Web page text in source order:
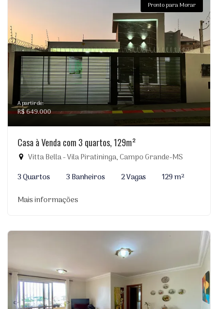
Pronto para Morar
A partir de:
R$ 649.000
Casa à Venda com 3 quartos, 129m²
Vitta Bella - Vila Piratininga, Campo Grande-MS
3 Quartos
3 Banheiros 2 Vagas
129 m²
Mais informações